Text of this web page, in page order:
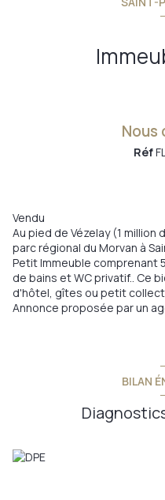
Nous
Réf
Vendu
Au pied de Vézelay (1
parc régional du Morvan à
Petit Immeuble comprenant
de bains et WC privatif.. Ce
d'hôtel, gîtes ou petit
Annonce proposée par un
BILAN